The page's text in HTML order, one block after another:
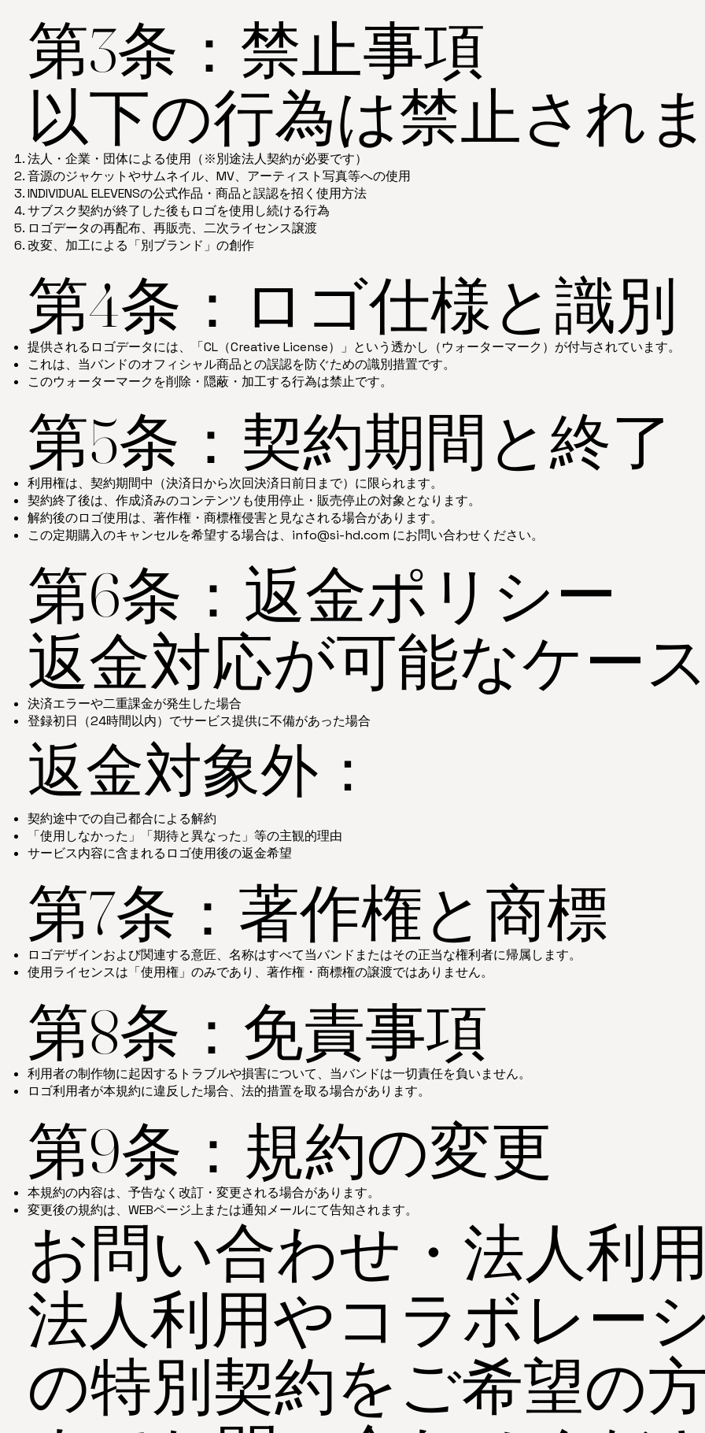
第3条：禁止事項
以下の行為は禁止され
法人・企業・団体による使用（※別途法人契約が必要です）
音源のジャケットやサムネイル、MV、アーティスト写真等への使用
INDIVIDUAL ELEVENSの公式作品・商品と誤認を招く使用方法
サブスク契約が終了した後もロゴを使用し続ける行為
ロゴデータの再配布、再販売、二次ライセンス譲渡
改変、加工による「別ブランド」の創作
第4条：ロゴ仕様と識別
提供されるロゴデータには、「CL（Creative License）」という透かし（ウォーターマーク）が付与されています。
これは、当バンドのオフィシャル商品との誤認を防ぐための識別措置です。
このウォーターマークを削除・隠蔽・加工する行為は禁止です。
第5条：契約期間と終了
利用権は、契約期間中（決済日から次回決済日前日まで）に限られます。
契約終了後は、作成済みのコンテンツも使用停止・販売停止の対象となります。
解約後のロゴ使用は、著作権・商標権侵害と見なされる場合があります。
この定期購入のキャンセルを希望する場合は、 info@si-hd.com にお問い合わせください。
第6条：返金ポリシー
返金対応が可能なケー
決済エラーや二重課金が発生した場合
登録初日（24時間以内）でサービス提供に不備があった場合
返金対象外：
契約途中での自己都合による解約
「使用しなかった」「期待と異なった」等の主観的理由
サービス内容に含まれるロゴ使用後の返金希望
第7条：著作権と商標
ロゴデザインおよび関連する意匠、名称はすべて当バンドまたはその正当な権利者に帰属します。
使用ライセンスは「使用権」のみであり、著作権・商標権の譲渡ではありません。
第8条：免責事項
利用者の制作物に起因するトラブルや損害について、当バンドは一切責任を負いません。
ロゴ利用者が本規約に違反した場合、法的措置を取る場合があります。
第9条：規約の変更
本規約の内容は、予告なく改訂・変更される場合があります。
変更後の規約は、WEBページ上または通知メールにて告知されます。
お問い合わせ・法人利
法人利用やコラボレー
の特別契約をご希望の